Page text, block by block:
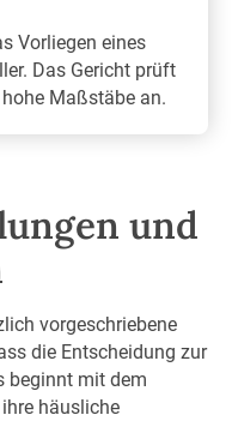
Vorliegen eines
Das Gericht prüft
Maßstäbe an.
und
vorgeschriebene
die Entscheidung zur
beginnt mit dem
häusliche